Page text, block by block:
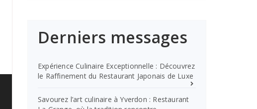
Derniers messages
Expérience Culinaire Exceptionnelle : Découvrez
le Raffinement du Restaurant Japonais de Luxe
Savourez l’art culinaire à Yverdon : Restaurant